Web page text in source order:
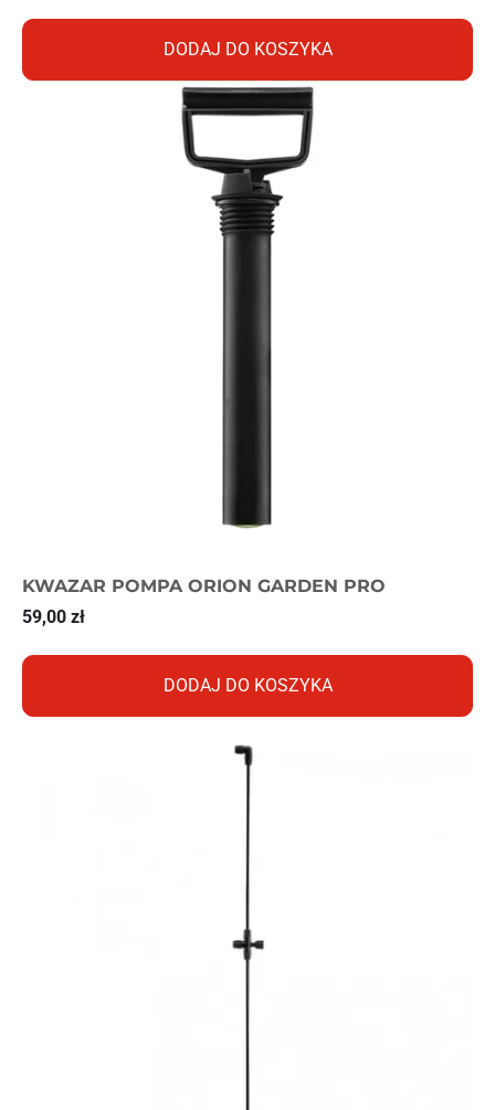
DODAJ DO KOSZYKA
KWAZAR POMPA ORION GARDEN PRO
59,00 zł
DODAJ DO KOSZYKA